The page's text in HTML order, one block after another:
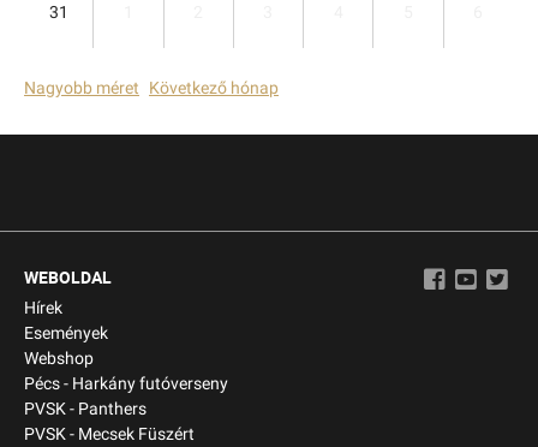
31
Nagyobb méret Következő hónap
WEBOLDAL
Hírek
Események
Webshop
Pécs - Harkány futóverseny
PVSK - Panthers
PVSK - Mecsek Füszért